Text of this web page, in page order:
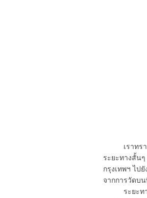
เราทราบกั
ระยะทางสั้น
กรุงเทพฯ ไป
จากการวัดบ
ระยะทางที่